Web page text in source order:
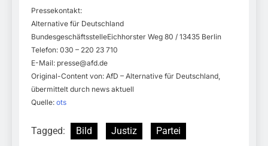
Pressekontakt:
Alternative für Deutschland
BundesgeschäftsstelleEichhorster Weg 80 / 13435 Berlin
Telefon: 030 – 220 23 710
E-Mail: presse@afd.de
Original-Content von: AfD – Alternative für Deutschland,
übermittelt durch news aktuell
Quelle: ots
Tagged: Bild Justiz Partei